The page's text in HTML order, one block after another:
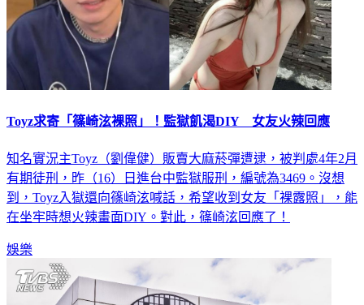
Toyz求寄「篠崎泫裸照」！監獄飢渴DIY 女友火辣回應
知名實況主Toyz（劉偉健）販賣大麻菸彈遭逮，被判處4年2月
有期徒刑，昨（16）日進台中監獄服刑，編號為3469。沒想
到，Toyz入獄還向篠崎泫喊話，希望收到女友「裸露照」，能
在坐牢時想火辣畫面DIY。對此，篠崎泫回應了！
娛樂